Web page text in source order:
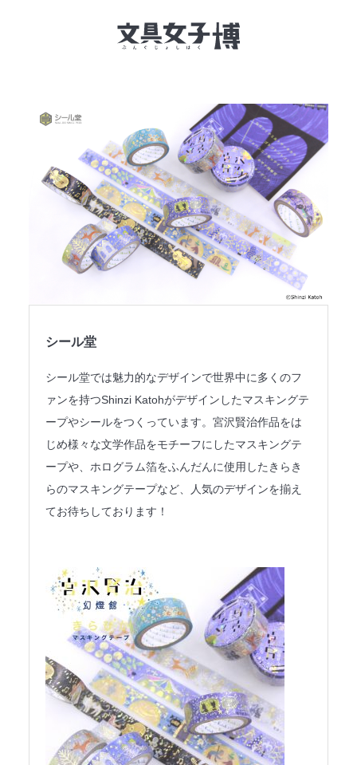
文具女子博とは
イベント一覧
NEWS
文具女子アワード
アイデアコンペ
レポート
法人のみなさまへ
SHARE ME!
シール堂
シール堂では魅力的なデザインで世界中に多くのフ
ァンを持つShinzi Katohがデザインしたマスキングテ
ープやシールをつくっています。宮沢賢治作品をは
じめ様々な文学作品をモチーフにしたマスキングテ
ープや、ホログラム箔をふんだんに使用したきらき
らのマスキングテープなど、人気のデザインを揃え
てお待ちしております！